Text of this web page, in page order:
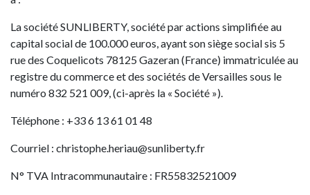
La société SUNLIBERTY, société par actions simplifiée au
capital social de 100.000 euros, ayant son siège social sis 5
rue des Coquelicots 78125 Gazeran (France) immatriculée au
registre du commerce et des sociétés de Versailles sous le
numéro 832 521 009, (ci-après la « Société »).
Téléphone : +33 6 13 61 01 48
Courriel : christophe.heriau@sunliberty.fr
N° TVA Intracommunautaire : FR55832521009